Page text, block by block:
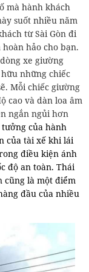
mà hành khách
suốt nhiều năm
từ Sài Gòn đi
hảo cho bạn.
xe giường
những chiếc
Mỗi chiếc giường
cao và dàn loa âm
ngắn ngủi hơn
của hành
của tài xế khi lái
điều kiện ánh
độ an toàn. Thái
cũng là một điểm
đầu của nhiều